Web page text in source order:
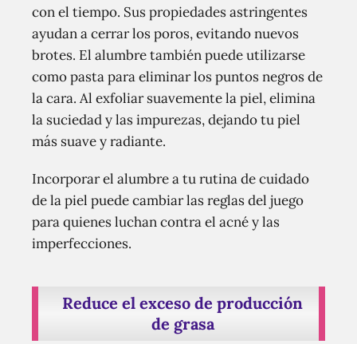
con el tiempo. Sus propiedades astringentes
ayudan a cerrar los poros, evitando nuevos
brotes. El alumbre también puede utilizarse
como pasta para eliminar los puntos negros de
la cara. Al exfoliar suavemente la piel, elimina
la suciedad y las impurezas, dejando tu piel
más suave y radiante.
Incorporar el alumbre a tu rutina de cuidado
de la piel puede cambiar las reglas del juego
para quienes luchan contra el acné y las
imperfecciones.
Reduce el exceso de producción
de grasa